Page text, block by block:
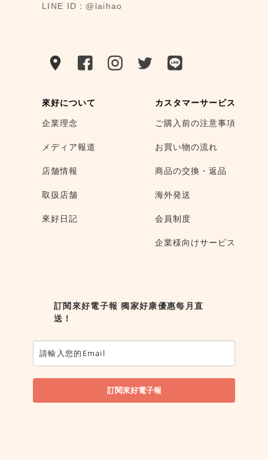
LINE ID：@laihao
來好について
企業理念
メディア報道
店舗情報
取扱店舗
來好日記
カスタマーサービス
ご購入前の注意事項
お買い物の流れ
商品の交換・返品
海外発送
会員制度
企業様向けサービス
訂閱來好電子報 獨家好康優惠每月直
送！
訂閱來好電子報